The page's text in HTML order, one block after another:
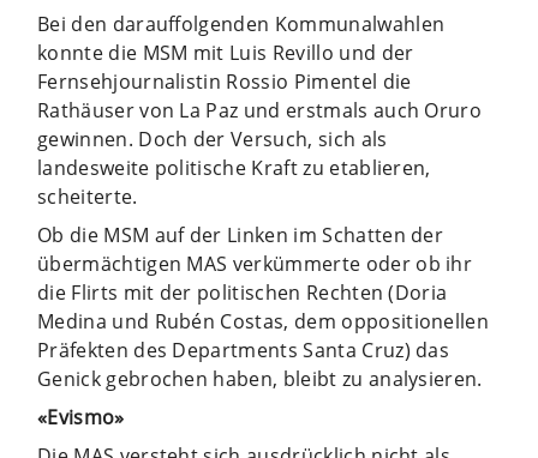
Bei den darauffolgenden Kommunalwahlen
konnte die MSM mit Luis Revillo und der
Fernsehjournalistin Rossio Pimentel die
Rathäuser von La Paz und erstmals auch Oruro
gewinnen. Doch der Versuch, sich als
landesweite politische Kraft zu etablieren,
scheiterte.
Ob die MSM auf der Linken im Schatten der
übermächtigen MAS verkümmerte oder ob ihr
die Flirts mit der politischen Rechten (Doria
Medina und Rubén Costas, dem oppositionellen
Präfekten des Departments Santa Cruz) das
Genick gebrochen haben, bleibt zu analysieren.
«Evismo»